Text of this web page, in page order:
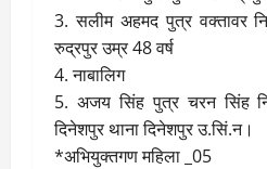
3. सलीम अहमद पुत्र वक्तावर
रुद्रपुर उम्र 48 वर्ष
4. नाबालिग
5. अजय सिंह पुत्र चरन सिंह
दिनेशपुर थाना दिनेशपुर उ.सिं.न।
*अभियुक्तगण महिला _05